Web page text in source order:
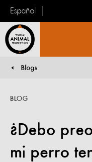
Español
Animal
You are here:
Blogs
¿Debo
mi perro
BLOG